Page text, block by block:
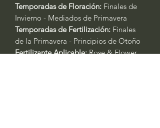
Temporadas de Floración: Finales de
Invierno - Mediados de Primavera
Temporadas de Fertilización: Finales
de la Primavera - Principios de Otoño
Fertilizante Aplicable: Rose & Flower